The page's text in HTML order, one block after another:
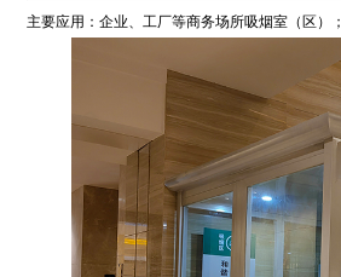
主要应用：企业、工厂等商务场所吸烟室（区